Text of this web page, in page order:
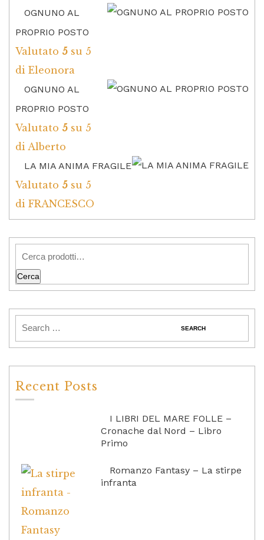
OGNUNO AL
PROPRIO POSTO
Valutato 5 su 5
di Eleonora
OGNUNO AL
PROPRIO POSTO
Valutato 5 su 5
di Alberto
LA MIA ANIMA FRAGILE
Valutato 5 su 5
di FRANCESCO
Cerca
Recent Posts
I LIBRI DEL MARE FOLLE –
Cronache dal Nord – Libro
Primo
Romanzo Fantasy – La stirpe
infranta